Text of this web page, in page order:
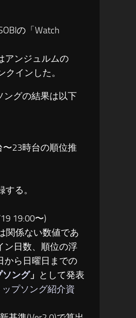
の「Watch
アンジュルムの
クインした。
ングの結果は以下
〜23時台の順位推
る。
19:00〜)
関係ない数値であ
ン日数、順位の浮
から日曜日までの
ソング」 として発表
プソング紹介資